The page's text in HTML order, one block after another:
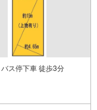
ス停下車 徒歩3分